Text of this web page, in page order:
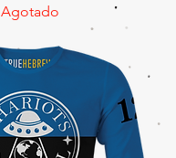
Agotado